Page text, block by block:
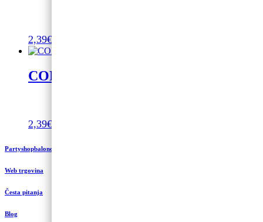
2,39€
CONFETTI SILVER 15G
2,39€
Partyshopbaloncic.hr
Web trgovina
Česta pitanja
Blog